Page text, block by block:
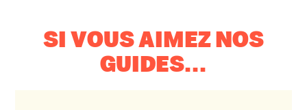
SI VOUS AIMEZ NOS
GUIDES...